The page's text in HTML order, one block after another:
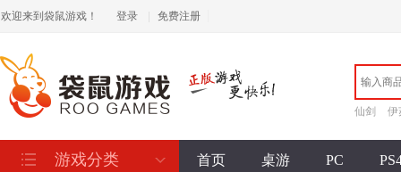
欢迎来到袋鼠游戏！ 登录 免费注册
仙剑 伊
游戏分类 首页 桌游 PC